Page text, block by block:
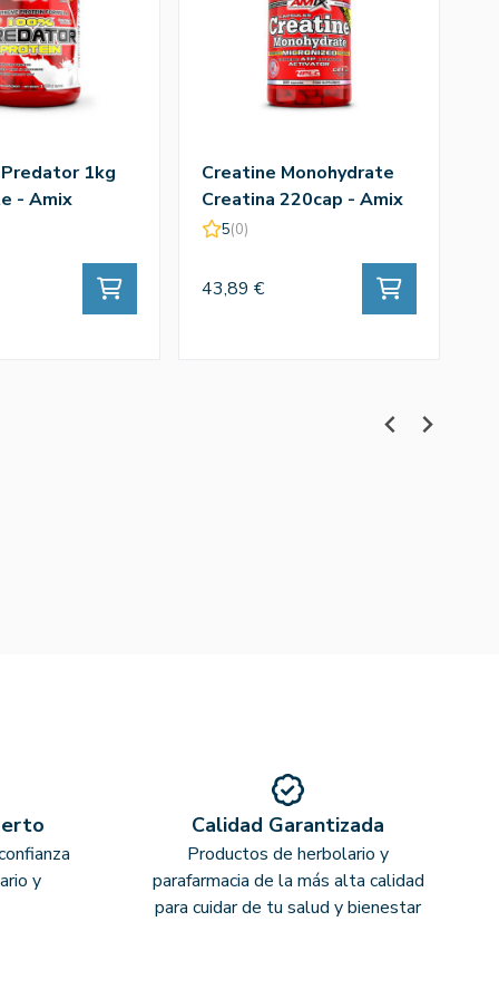
1kg
- Amix
Creatine Monohydrate
Creatina 220cap - Amix
5(0)
43,89 €
y
Calidad Garantizada
Productos de herbolario y
parafarmacia de la más alta calidad
para cuidar de tu salud y bienestar